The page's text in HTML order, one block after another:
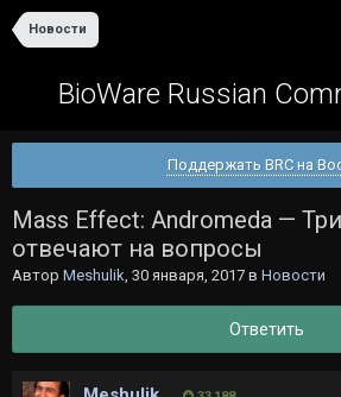
Новости
BioWare Russian
Поддержать BRC на
Mass Effect: Andromeda —
отвечают на вопросы
Автор Meshulik, 30 января, 2017 в Новости
Ответить